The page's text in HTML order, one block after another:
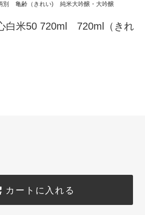
別 亀齢（きれい) 純米大吟醸・大吟醸
白米50 720ml 720ml（きれ
カートに入れる